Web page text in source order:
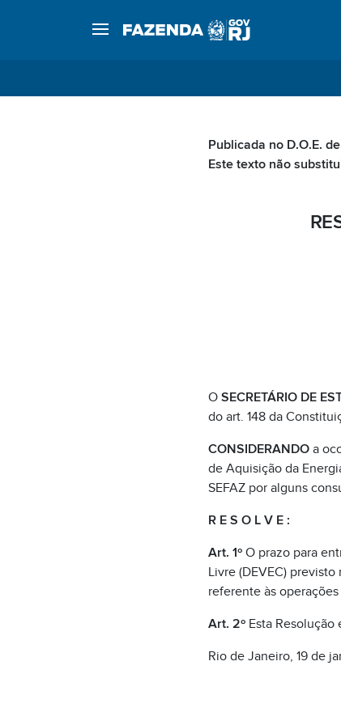
Publicada no D.O.E.
Este texto não
O SECRETÁRIO DE
do art. 148 da
CONSIDERANDOa
de Aquisição da
SEFAZ por alguns
R E S O L V E :
Art. 1º O prazo para
Livre (DEVEC) previsto
referente às
Art. 2ºEsta Resolução
Rio de Janeiro, 19 de